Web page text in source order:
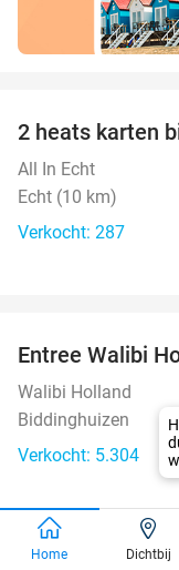
2 heats karten
All In Echt
Echt (10 km)
Verkocht: 287
Entree Walibi
Walibi Holland
Biddinghuizen
Verkocht: 5.304
Home Dichtbij